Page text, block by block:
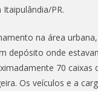
PR.
na área
depósito onde
70 caixas
Os veículos e a